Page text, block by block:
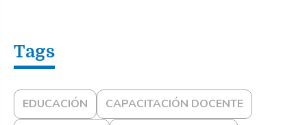
EDUCACIÓN
CAPACITACIÓN DOCENTE